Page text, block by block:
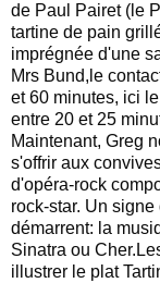
de Paul Pairet (le
tartine de pain
imprégnée d'une
Mrs Bund,le
et 60 minutes, ici
entre 20 et 25
Maintenant, Greg
s'offrir aux
d'opéra-rock
rock-star. Un
démarrent: la
Sinatra ou
illustrer le plat